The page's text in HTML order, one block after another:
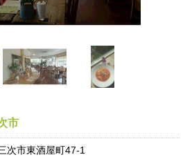
市
次市東酒屋町47-1